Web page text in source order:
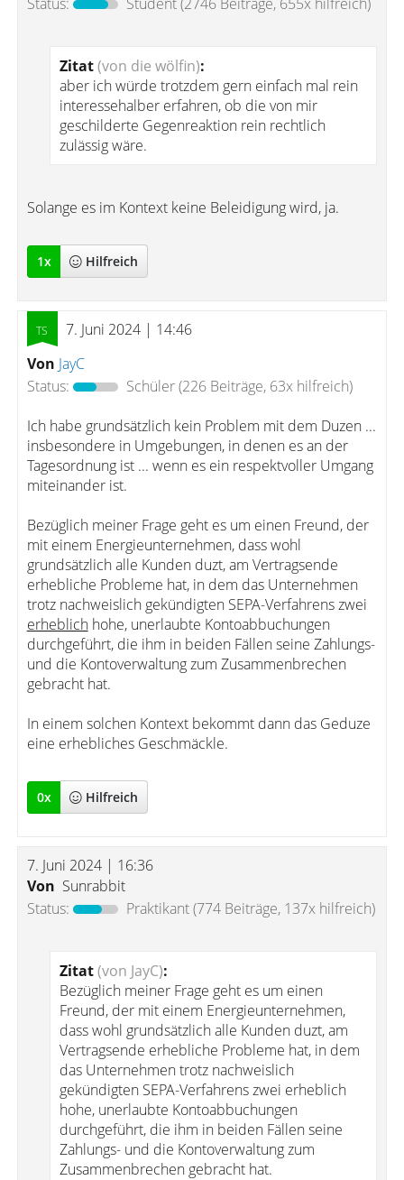
Zitat(von die wölfin):
aber ich würde trotzdem gern einfach mal rein
interessehalber erfahren, ob die von mir
geschilderte Gegenreaktion rein rechtlich
zulässig wäre.
Solange es im Kontext keine Beleidigung wird, ja.
1x Hilfreich
7. Juni 2024 | 14:46
Von JayC
Status:
Schüler(226 Beiträge, 63x hilfreich)
Ich habe grundsätzlich kein Problem mit dem Duzen ...
insbesondere in Umgebungen, in denen es an der
Tagesordnung ist ... wenn es ein respektvoller Umgang
miteinander ist.
Bezüglich meiner Frage geht es um einen Freund, der
mit einem Energieunternehmen, dass wohl
grundsätzlich alle Kunden duzt, am Vertragsende
erhebliche Probleme hat, in dem das Unternehmen
trotz nachweislich gekündigten SEPA-Verfahrens zwei
erheblichhohe, unerlaubte Kontoabbuchungen
durchgeführt, die ihm in beiden Fällen seine Zahlungs-
und die Kontoverwaltung zum Zusammenbrechen
gebracht hat.
In einem solchen Kontext bekommt dann das Geduze
eine erhebliches Geschmäckle.
0x Hilfreich
7. Juni 2024 | 16:36
Von Sunrabbit
Status:
Praktikant(774 Beiträge, 137x hilfreich)
Zitat(von JayC):
Bezüglich meiner Frage geht es um einen
Freund, der mit einem Energieunternehmen,
dass wohl grundsätzlich alle Kunden duzt, am
Vertragsende erhebliche Probleme hat, in dem
das Unternehmen trotz nachweislich
gekündigten SEPA-Verfahrens zwei erheblich
hohe, unerlaubte Kontoabbuchungen
durchgeführt, die ihm in beiden Fällen seine
Zahlungs- und die Kontoverwaltung zum
Zusammenbrechen gebracht hat.